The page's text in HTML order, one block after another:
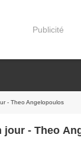
Publicité
- Theo Angelopoulos
jour - Theo